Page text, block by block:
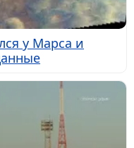
у Марса и